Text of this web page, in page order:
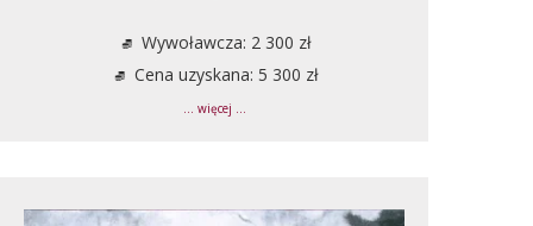
Wywoławcza: 2 300 zł
Cena uzyskana: 5 300 zł
... więcej ...